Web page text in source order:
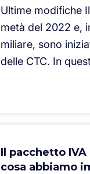
Ultime modifiche
metà del 2022 e,
miliare, sono
delle CTC. In
Il pacchetto IVA
cosa abbiamo